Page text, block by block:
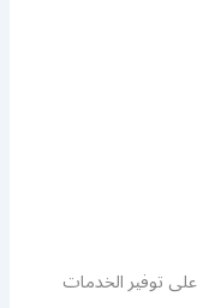
توفير الخدمات